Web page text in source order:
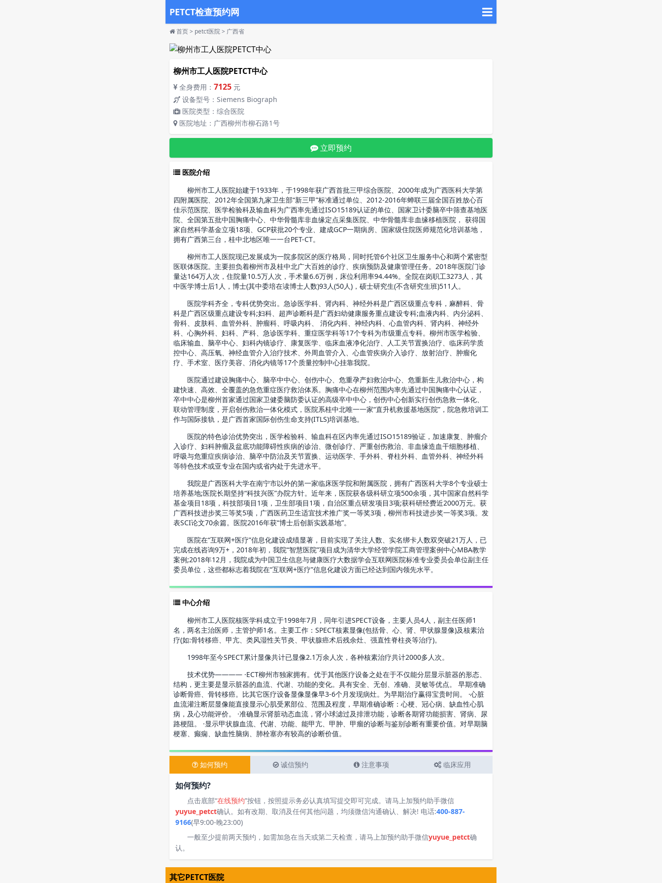
PETCT检查预约网
首页> petct医院> 广西省
柳州市工人医院PETCT中心
全身费用： 7125 元
设备型号：Siemens Biograph
医院类型：综合医院
医院地址：广西柳州市柳石路1号
立即预约
医院介绍
柳州市工人医院始建于1933年，于1998年获广西首批三甲综合医院、2000年成为广西医科大学第
四附属医院、2012年全国第九家卫生部“新三甲”标准通过单位、2012-2016年蝉联三届全国百姓放心百
佳示范医院、医学检验科及输血科为广西率先通过ISO15189认证的单位、国家卫计委脑卒中筛查基地医
院、全国第五批中国胸痛中心、中华骨髓库非血缘定点采集医院、中华骨髓库非血缘移植医院， 获得国
家自然科学基金立项18项、GCP获批20个专业、建成GCP一期病房、国家级住院医师规范化培训基地，
拥有广西第三台，桂中北地区唯一一台PET-CT。
柳州市工人医院现已发展成为一院多院区的医疗格局，同时托管6个社区卫生服务中心和两个紧密型
医联体医院。主要担负着柳州市及桂中北广大百姓的诊疗、疾病预防及健康管理任务。2018年医院门诊
量达164万人次，住院量10.5万人次，手术量6.6万例，床位利用率94.44%。全院在岗职工3273人，其
中医学博士后1人，博士(其中委培在读博士人数)93人(50人)，硕士研究生(不含研究生班)511人。
医院学科齐全，专科优势突出。急诊医学科、肾内科、神经外科是广西区级重点专科，麻醉科、骨
科是广西区级重点建设专科;妇科、超声诊断科是广西妇幼健康服务重点建设专科;血液内科、内分泌科、
骨科、皮肤科、血管外科、肿瘤科、呼吸内科、 消化内科、神经内科、心血管内科、肾内科、神经外
科、心胸外科、妇科、产科、急诊医学科、重症医学科等17个专科为市级重点专科。柳州市医学检验、
临床输血、脑卒中心、妇科内镜诊疗、康复医学、临床血液净化治疗、人工关节置换治疗、临床药学质
控中心、高压氧、神经血管介入治疗技术、外周血管介入、心血管疾病介入诊疗、放射治疗、肿瘤化
疗、手术室、医疗美容、消化内镜等17个质量控制中心挂靠我院。
医院通过建设胸痛中心、脑卒中中心、创伤中心、危重孕产妇救治中心、危重新生儿救治中心，构
建快速、高效、全覆盖的急危重症医疗救治体系。胸痛中心在柳州范围内率先通过中国胸痛中心认证，
卒中中心是柳州首家通过国家卫健委脑防委认证的高级卒中中心，创伤中心创新实行创伤急救一体化、
联动管理制度，开启创伤救治一体化模式，医院系桂中北唯一一家“直升机救援基地医院”，院急救培训工
作与国际接轨，是广西首家国际创伤生命支持(ITLS)培训基地。
医院的特色诊治优势突出，医学检验科、输血科在区内率先通过ISO15189验证，加速康复、肿瘤介
入诊疗、妇科肿瘤及盆底功能障碍性疾病的诊治、微创诊疗、严重创伤救治、非血缘造血干细胞移植、
呼吸与危重症疾病诊治、脑卒中防治及关节置换、运动医学、手外科、脊柱外科、血管外科、神经外科
等特色技术或亚专业在国内或省内处于先进水平。
我院是广西医科大学在南宁市以外的第一家临床医学院和附属医院，拥有广西医科大学8个专业硕士
培养基地;医院长期坚持“科技兴医”办院方针。近年来，医院获各级科研立项500余项，其中国家自然科学
基金项目18项，科技部项目1项，卫生部项目1项，自治区重点研发项目3项;获科研经费近2000万元。获
广西科技进步奖三等奖5项，广西医药卫生适宜技术推广奖一等奖3项，柳州市科技进步奖一等奖3项。发
表SCI论文70余篇。医院2016年获“博士后创新实践基地”。
医院在“互联网+医疗”信息化建设成绩显著，目前实现了关注人数、实名绑卡人数双突破21万人，已
完成在线咨询9万+，2018年初，我院“智慧医院”项目成为清华大学经管学院工商管理案例中心MBA教学
案例;2018年12月，我院成为中国卫生信息与健康医疗大数据学会互联网医院标准专业委员会单位副主任
委员单位，这些都标志着我院在“互联网+医疗”信息化建设方面已经达到国内领先水平。
中心介绍
柳州市工人医院核医学科成立于1998年7月，同年引进SPECT设备，主要人员4人，副主任医师1
名，两名主治医师，主管护师1名。主要工作：SPECT核素显像(包括骨、心、肾、甲状腺显像)及核素治
疗(如:骨转移癌、甲亢、类风湿性关节炎、甲状腺癌术后残余灶、强直性脊柱炎等治疗)。
1998年至今SPECT累计显像共计已显像2.1万余人次，各种核素治疗共计2000多人次。
技术优势———— ·ECT柳州市独家拥有。优于其他医疗设备之处在于不仅能分层显示脏器的形态、
结构，更主要是显示脏器的血流、代谢、功能的变化。具有安全、无创、准确、灵敏等优点。 早期准确
诊断骨癌、骨转移癌。比其它医疗设备显像显像早3-6个月发现病灶。为早期治疗赢得宝贵时间。 ·心脏
血流灌注断层显像能直接显示心肌受累部位、范围及程度，早期准确诊断：心梗、冠心病、缺血性心肌
病，及心功能评价。 ·准确显示肾脏动态血流，肾小球滤过及排泄功能，诊断各期肾功能损害、肾病、尿
路梗阻。 ·显示甲状腺血流、代谢、功能、能甲亢、甲肿、甲瘤的诊断与鉴别诊断有重要价值。对早期脑
梗塞、癫痫、缺血性脑病、肺栓塞亦有较高的诊断价值。
如何预约 诚信预约 注意事项 临床应用
如何预约?
点击底部“在线预约”按钮，按照提示务必认真填写提交即可完成。请马上加预约助手微信
yuyue_petct确认。如有改期、取消及任何其他问题，均须微信沟通确认、解决! 电话:400-887-
9166(早9:00-晚23:00)
一般至少提前两天预约，如需加急在当天或第二天检查，请马上加预约助手微信yuyue_petct确
认。
其它PETCT医院